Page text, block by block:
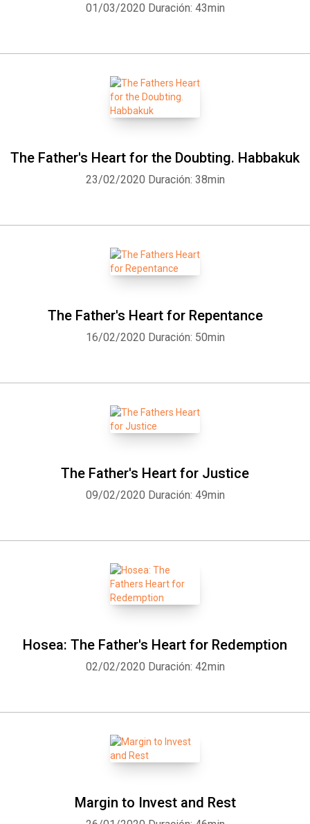
01/03/2020 Duración: 43min
The Father's Heart for the Doubting. Habbakuk
23/02/2020 Duración: 38min
The Father's Heart for Repentance
16/02/2020 Duración: 50min
The Father's Heart for Justice
09/02/2020 Duración: 49min
Hosea: The Father's Heart for Redemption
02/02/2020 Duración: 42min
Margin to Invest and Rest